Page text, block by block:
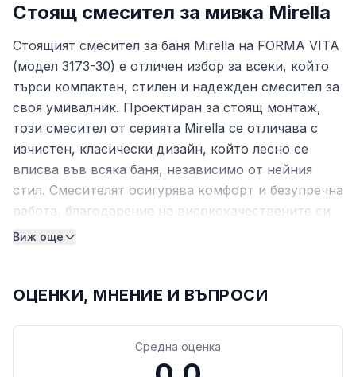
Стоящ смесител за мивка Mirella
Стоящият смесител за баня Mirella на FORMA VITA
(модел 3173-30) е отличен избор за всеки, който
търси компактен, стилен и надежден смесител за
своя умивалник. Проектиран за стоящ монтаж,
този смесител от серията Mirella се отличава с
изчистен, класически дизайн, който лесно се
вписва във всяка баня, независимо от нейния
стил. Смесителят осигурява комфорт и безупречна
работа, благодарение на висококачествените си
компоненти.
месинг и е покрита с блестящ хром, което
гарантира дълготрайна издръжливост и лесна
поддръжка. С елегантната си визия и
функционалност, подкрепени от 5-годишна
гаранция, смесителят Mirella е сигурна и стилна
Виж още
ОЦЕНКИ, МНЕНИЕ И ВЪПРОСИ
Средна оценка